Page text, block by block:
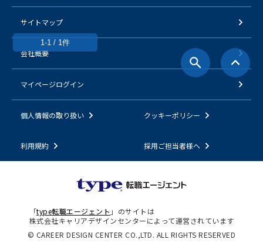
1-1 / 1件
サイトマップ
会社概要
マイページログイン
個人情報の取り扱い クッキーポリシー
利用規約 採用ご担当者様へ
「type転職エージェント 」のサイトは
株式会社キャリアデザインセンターによって運営されています
© CAREER DESIGN CENTER CO.,LTD. ALL RIGHTS RESERVED